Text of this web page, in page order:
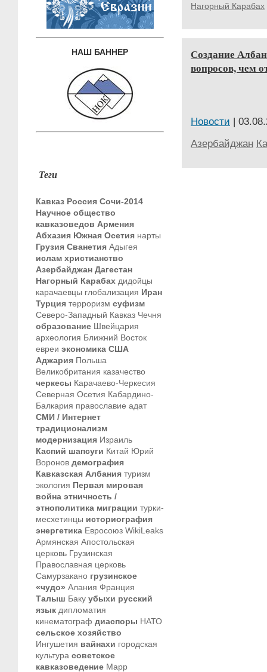
НАШ БАННЕР
Теги
Кавказ Россия Сочи-2014
Научное общество
кавказоведов Армения
Абхазия Южная Осетия нарты
Грузия Сванетия Адыгея
ислам христианство
Азербайджан Дагестан
Нагорный Карабах дидойцы
карачаевцы глобализация Иран
Турция терроризм суфизм
Северо-Западный Кавказ Чечня
образование Швейцария
археология Ближний Восток
евреи экономика США
Аджария Польша
Великобритания казачество
черкесы Карачаево-Черкесия
Северная Осетия Кабардино-
Балкария православие адат
СМИ / Интернет
традиционализм
модернизация Израиль
Каспий шапсуги Китай Юрий
Воронов демография
Кавказская Албания туризм
экология Первая мировая
война этничность /
этнополитика миграции турки-
месхетинцы историография
энергетика Евросоюз WikiLeaks
Армянская Апостольская
церковь Грузинская
Православная церковь
Самурзакано грузинское
«чудо» Алания Франция
Талыш Баку убыхи русский
язык дипломатия
кинематограф диаспоры НАТО
сельское хозяйство
Ингушетия вайнахи городская
культура советское
кавказоведение Марр
Нагорный Карабах
Создание
вопросов, чем
Новости |
Азербайджан